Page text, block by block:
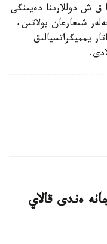
ادامدار ءۇشىن 20 مىڭ ا ق ش دوللارىنا دەيىنگى
شىعارعان بولاتىن،
يمميگراتسيالىق
ەندى قالاي